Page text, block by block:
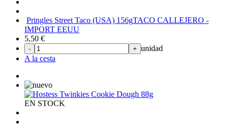
Pringles Street Taco (USA) 156gTACO CALLEJERO -
IMPORT EEUU
5,50 €
- + unidad
A la cesta
EN STOCK